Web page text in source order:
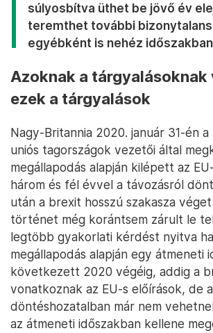
súlyosbítva üthet be jövő év
teremthet további
egyébként is nehéz
Azoknak a tárgyalásoknak
ezek a tárgyalások
Nagy-Britannia 2020. január 31-én a
uniós tagországok vezetői által
megállapodás alapján kilépett az
három és fél évvel a távozásról
után a brexit hosszú szakasza
történet még korántsem zárult le
legtöbb gyakorlati kérdést nyitva
megállapodás alapján egy átmeneti
következett 2020 végéig, addig a
vonatkoznak az EU-s előírások, de a
döntéshozatalban már nem
az átmeneti időszakban kellene